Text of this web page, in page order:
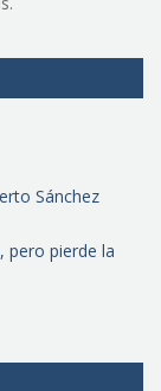
Sánchez
pero pierde la